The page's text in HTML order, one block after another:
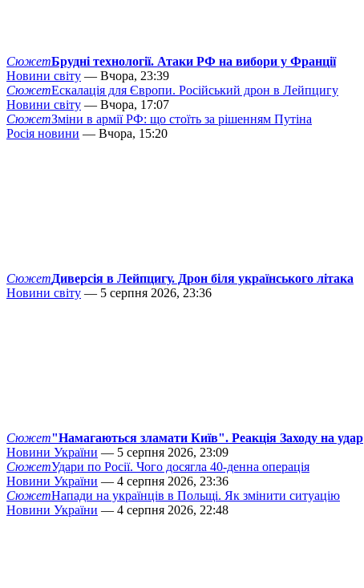
СюжетБрудні технології. Атаки РФ на вибори у Франції
Новини світу — Вчора, 23:39
СюжетЕскалація для Європи. Російський дрон в Лейпцигу
Новини світу — Вчора, 17:07
СюжетЗміни в армії РФ: що стоїть за рішенням Путіна
Росія новини — Вчора, 15:20
СюжетДиверсія в Лейпцигу. Дрон біля українського літака
Новини світу — 5 серпня 2026, 23:36
Сюжет"Намагаються зламати Київ". Реакція Заходу на удар
Новини України — 5 серпня 2026, 23:09
СюжетУдари по Росії. Чого досягла 40-денна операція
Новини України — 4 серпня 2026, 23:36
СюжетНапади на українців в Польщі. Як змінити ситуацію
Новини України — 4 серпня 2026, 22:48